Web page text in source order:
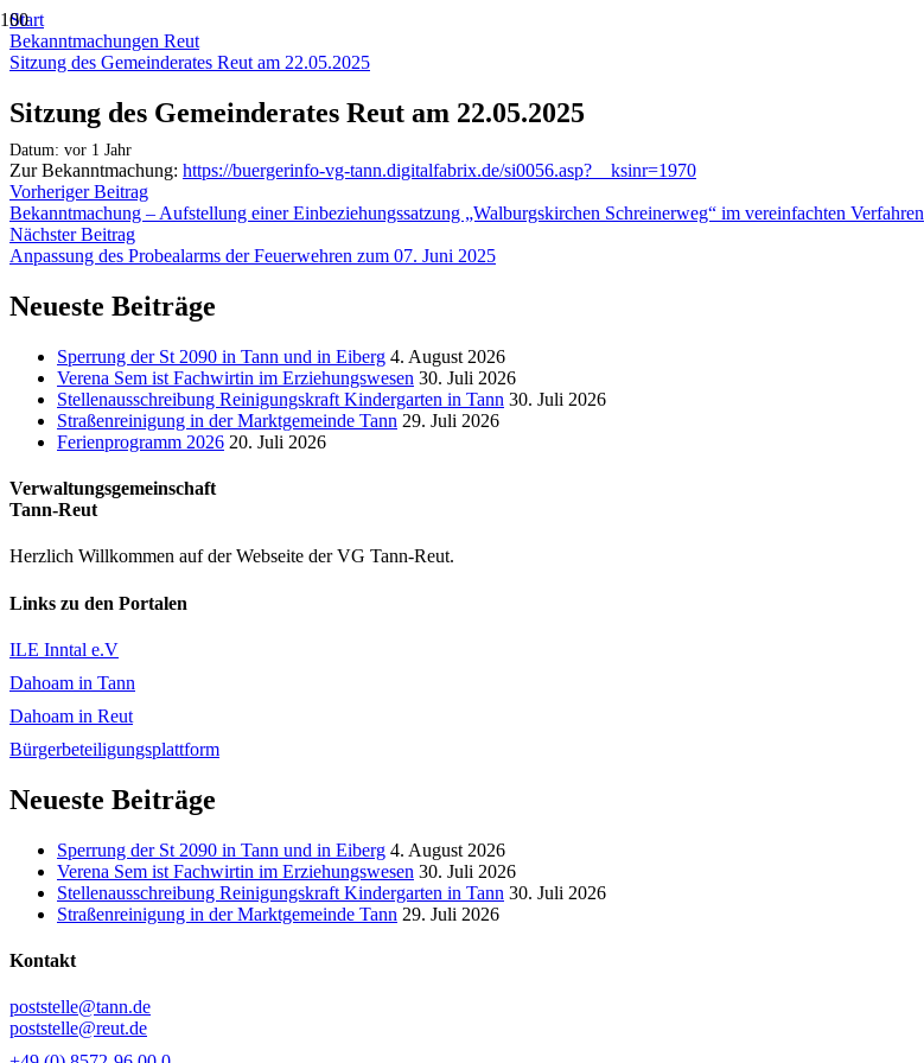
Start
Bekanntmachungen Reut
Sitzung des Gemeinderates Reut am 22.05.2025
Sitzung des Gemeinderates Reut am 22.05.2025
Datum: vor 1 Jahr
Zur Bekanntmachung: https://buergerinfo-vg-tann.digitalfabrix.de/si0056.asp?__ksinr=1970
Vorheriger Beitrag
Bekanntmachung – Aufstellung einer Einbeziehungssatzung „Walburgskirchen Schreinerweg“ im vereinfachten Verfahren
Nächster Beitrag
Anpassung des Probealarms der Feuerwehren zum 07. Juni 2025
Neueste Beiträge
Sperrung der St 2090 in Tann und in Eiberg 4. August 2026
Verena Sem ist Fachwirtin im Erziehungswesen 30. Juli 2026
Stellenausschreibung Reinigungskraft Kindergarten in Tann 30. Juli 2026
Straßenreinigung in der Marktgemeinde Tann 29. Juli 2026
Ferienprogramm 2026 20. Juli 2026
Verwaltungsgemeinschaft
Tann-Reut
Herzlich Willkommen auf der Webseite der VG Tann-Reut.
Links zu den Portalen
ILE Inntal e.V
Dahoam in Tann
Dahoam in Reut
Bürgerbeteiligungsplattform
Neueste Beiträge
Sperrung der St 2090 in Tann und in Eiberg 4. August 2026
Verena Sem ist Fachwirtin im Erziehungswesen 30. Juli 2026
Stellenausschreibung Reinigungskraft Kindergarten in Tann 30. Juli 2026
Straßenreinigung in der Marktgemeinde Tann 29. Juli 2026
Kontakt
poststelle@tann.de
poststelle@reut.de